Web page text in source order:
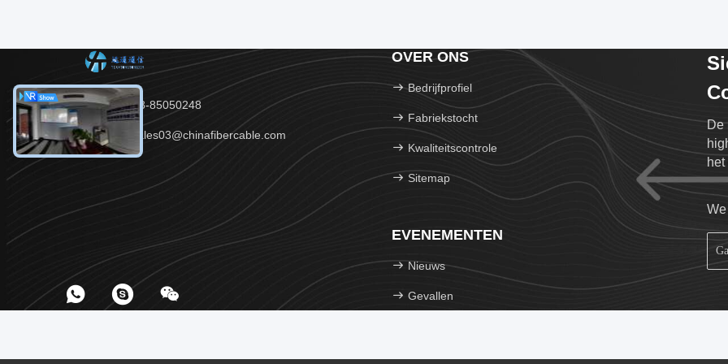
Tel.：86-28-85050248
E-mail：Sales03@chinafibercable.com
OVER ONS
Bedrijfprofiel
Fabriekstocht
Kwaliteitscontrole
Sitemap
EVENEMENTEN
Nieuws
Gevallen
De
het